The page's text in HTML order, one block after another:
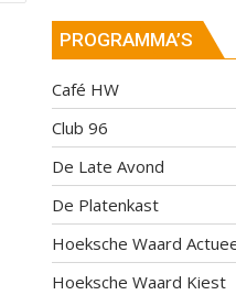
PROGRAMMA’S
Café HW
Club 96
De Late Avond
De Platenkast
Hoeksche Waard
Hoeksche Waard Kiest